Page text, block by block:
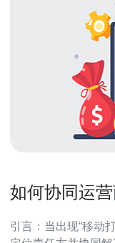
如何协同运
引言：当出现“移动